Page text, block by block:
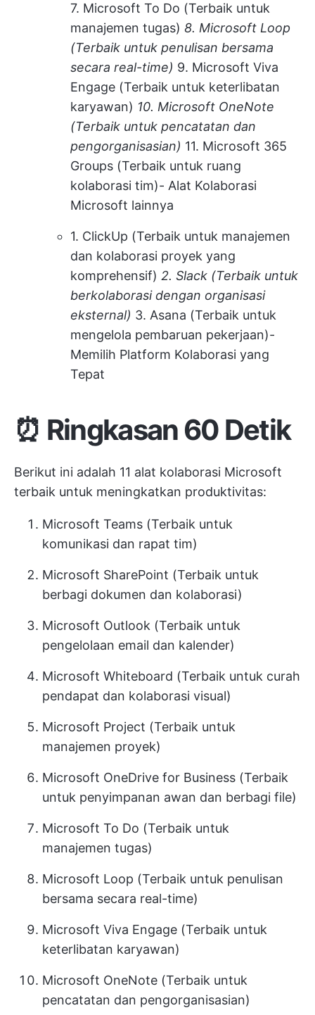
7. Microsoft To Do (Terbaik untuk
manajemen tugas) 8. Microsoft Loop
(Terbaik untuk penulisan bersama
secara real-time) 9. Microsoft Viva
Engage (Terbaik untuk keterlibatan
karyawan) 10. Microsoft OneNote
(Terbaik untuk pencatatan dan
pengorganisasian) 11. Microsoft 365
Groups (Terbaik untuk ruang
kolaborasi tim)- Alat Kolaborasi
Microsoft lainnya
1. ClickUp (Terbaik untuk manajemen
dan kolaborasi proyek yang
komprehensif) 2. Slack (Terbaik untuk
berkolaborasi dengan organisasi
eksternal) 3. Asana (Terbaik untuk
mengelola pembaruan pekerjaan)-
Memilih Platform Kolaborasi yang
Tepat
⏰ Ringkasan 60 Detik
Berikut ini adalah 11 alat kolaborasi Microsoft
terbaik untuk meningkatkan produktivitas:
Microsoft Teams (Terbaik untuk
komunikasi dan rapat tim)
Microsoft SharePoint (Terbaik untuk
berbagi dokumen dan kolaborasi)
Microsoft Outlook (Terbaik untuk
pengelolaan email dan kalender)
Microsoft Whiteboard (Terbaik untuk curah
pendapat dan kolaborasi visual)
Microsoft Project (Terbaik untuk
manajemen proyek)
Microsoft OneDrive for Business (Terbaik
untuk penyimpanan awan dan berbagi file)
Microsoft To Do (Terbaik untuk
manajemen tugas)
Microsoft Loop (Terbaik untuk penulisan
bersama secara real-time)
Microsoft Viva Engage (Terbaik untuk
keterlibatan karyawan)
Microsoft OneNote (Terbaik untuk
pencatatan dan pengorganisasian)